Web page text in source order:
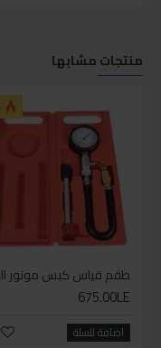
منتجات مشابها
675.00LE
اضافة للسلة